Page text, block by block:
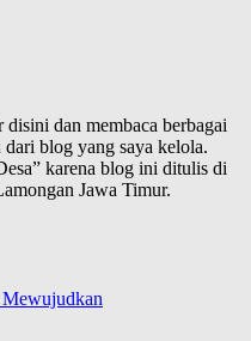
dan membaca berbagai
blog yang saya kelola.
karena blog ini ditulis di
Jawa Timur.